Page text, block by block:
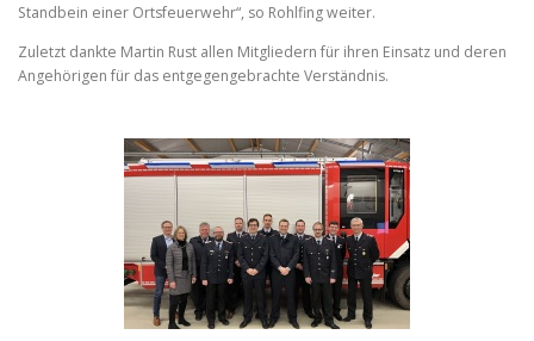
Standbein einer Ortsfeuerwehr“, so Rohlfing weiter.
Zuletzt dankte Martin Rust allen Mitgliedern für ihren Einsatz und deren
Angehörigen für das entgegengebrachte Verständnis.